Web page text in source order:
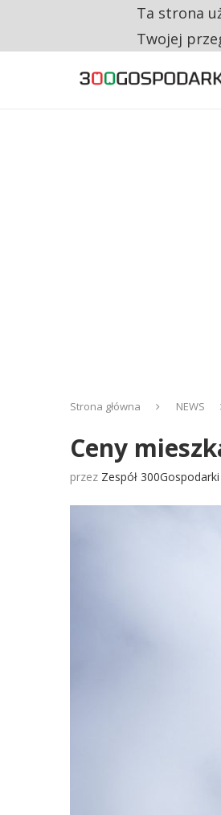
RESTRYKCJE
Strona główna NEWS
Ceny
przez Zespół 300Gospodarki
Ta strona
Twojej